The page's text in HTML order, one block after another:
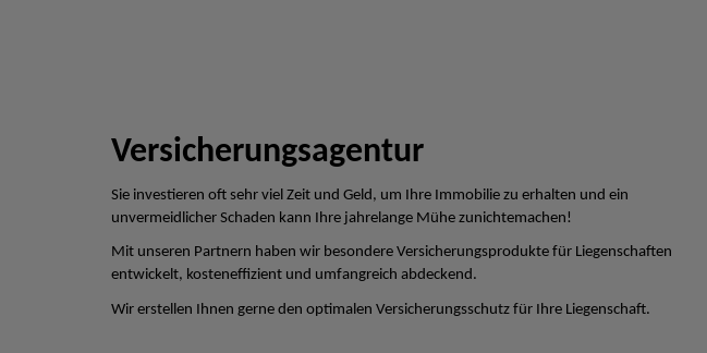
Versicherungsagentur
Sie investieren oft sehr viel Zeit und Geld, um Ihre Immobilie zu erhalten und ein
unvermeidlicher Schaden kann Ihre jahrelange Mühe zunichtemachen!
Mit unseren Partnern haben wir besondere Versicherungsprodukte für Liegenschaften
entwickelt, kosteneffizient und umfangreich abdeckend.
Wir erstellen Ihnen gerne den optimalen Versicherungsschutz für Ihre Liegenschaft.